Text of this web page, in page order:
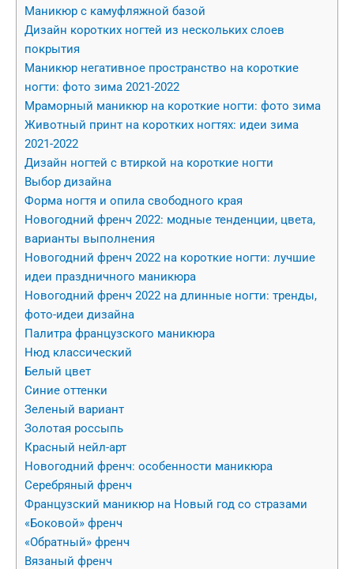
Маникюр с камуфляжной базой
Дизайн коротких ногтей из нескольких слоев
покрытия
Маникюр негативное пространство на короткие
ногти: фото зима 2021-2022
Мраморный маникюр на короткие ногти: фото зима
Животный принт на коротких ногтях: идеи зима
2021-2022
Дизайн ногтей с втиркой на короткие ногти
Выбор дизайна
Форма ногтя и опила свободного края
Новогодний френч 2022: модные тенденции, цвета,
варианты выполнения
Новогодний френч 2022 на короткие ногти: лучшие
идеи праздничного маникюра
Новогодний френч 2022 на длинные ногти: тренды,
фото-идеи дизайна
Палитра французского маникюра
Нюд классический
Белый цвет
Синие оттенки
Зеленый вариант
Золотая россыпь
Красный нейл-арт
Новогодний френч: особенности маникюра
Серебряный френч
Французский маникюр на Новый год со стразами
«Боковой» френч
«Обратный» френч
Вязаный френч